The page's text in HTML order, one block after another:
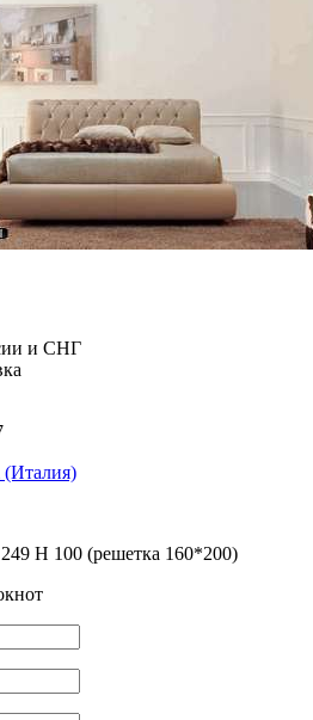
и СНГ
(Италия)
H 100 (решетка 160*200)